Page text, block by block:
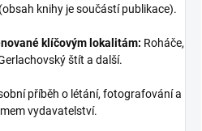
(obsah knihy je součástí publikace).
klíčovým lokalitám: Roháče,
štít a další.
příběh o létání, fotografování a
vydavatelství.